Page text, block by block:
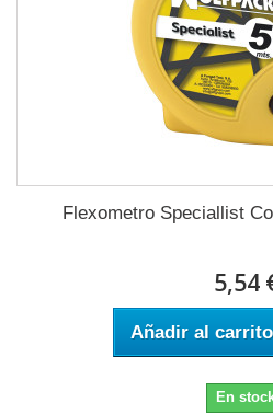
Flexometro Speciallist
5,54
Añadir al carrito
En